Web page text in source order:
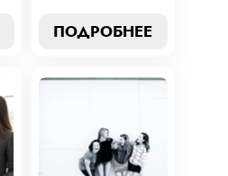
лучшие стратегии
погашения и
избежанию
финансово
грамотным с нами!
ПОДРОБНЕЕ